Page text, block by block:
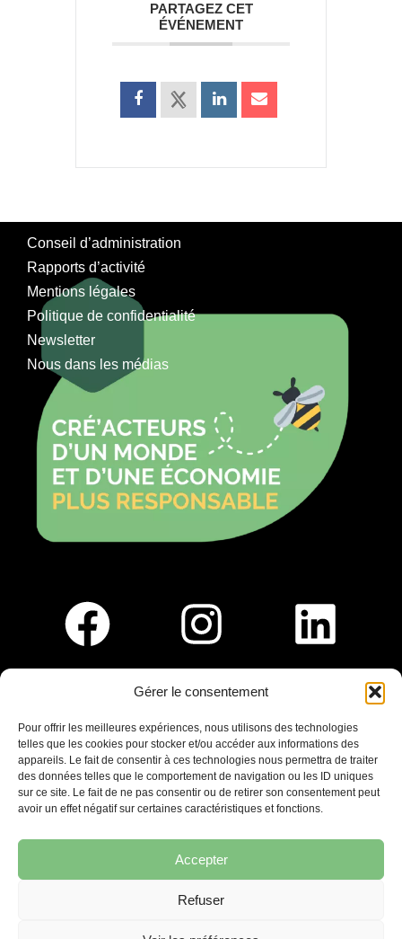
Gérer le consentement
Pour offrir les meilleures expériences, nous utilisons des technologies
telles que les cookies pour stocker et/ou accéder aux informations des
appareils. Le fait de consentir à ces technologies nous permettra de traiter
des données telles que le comportement de navigation ou les ID uniques
sur ce site. Le fait de ne pas consentir ou de retirer son consentement peut
avoir un effet négatif sur certaines caractéristiques et fonctions.
Accepter
Refuser
PARTAGEZ CET
ÉVÉNEMENT
Conseil d’administration
Rapports d’activité
Mentions légales
Politique de confidentialité
Newsletter
Nous dans les médias
Saint-Germain-En-Laye
Ligne R2-Nord
Tramway T13
20mins à pied du RER A